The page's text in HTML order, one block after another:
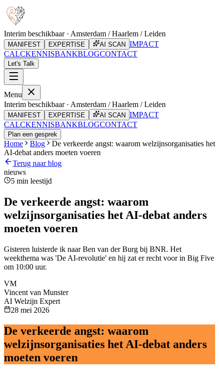
Interim beschikbaar · Amsterdam / Haarlem / Leiden
MANIFEST EXPERTISE AI SCAN IMPACT
CALCKENNISBANKBLOGCONTACT
Let's Talk
Menu
Interim beschikbaar · Amsterdam / Haarlem / Leiden
MANIFEST EXPERTISE AI SCAN IMPACT
CALCKENNISBANKBLOGCONTACT
Plan een gesprek
Home Blog
De verkeerde angst: waarom welzijnsorganisaties het
AI-debat anders moeten voeren
Terug naar blog
nieuws
5 min leestijd
De verkeerde angst: waarom
welzijnsorganisaties het AI-debat anders
moeten voeren
Gisteren luisterde ik naar Ben van der Burg bij BNR. Het
weekthema was 'De AI-revolutie' en hij zat er recht voor in Big Five
om 10:00 uur.
VM
Vincent van Munster
AI Welzijn Expert
28 mei 2026
De verkeerde angst: waarom
welzijnsorganisaties het AI-debat anders
moeten voeren